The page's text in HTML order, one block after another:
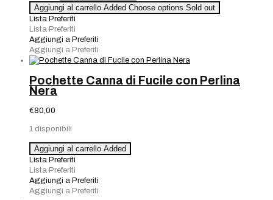
Borsetta
Glitter
quantità
Aggiungi al carrello Added Choose options Sold out
Lista Preferiti
Lista Preferiti
Aggiungi a Preferiti
Aggiungi a Preferiti
Pochette Canna di Fucile con Perlina
Nera
€80,00
1 disponibili
Pochette
Canna
di
Fucile
con
Aggiungi al carrello Added
Lista Preferiti
Lista Preferiti
Aggiungi a Preferiti
Aggiungi a Preferiti